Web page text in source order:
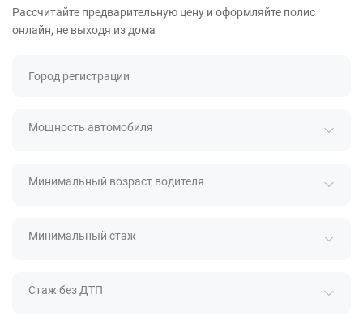
Рассчитайте предварительную цену и оформляйте полис
онлайн, не выходя из дома
Город регистрации
Мощность автомобиля
Минимальный возраст водителя
Минимальный стаж
Стаж без ДТП